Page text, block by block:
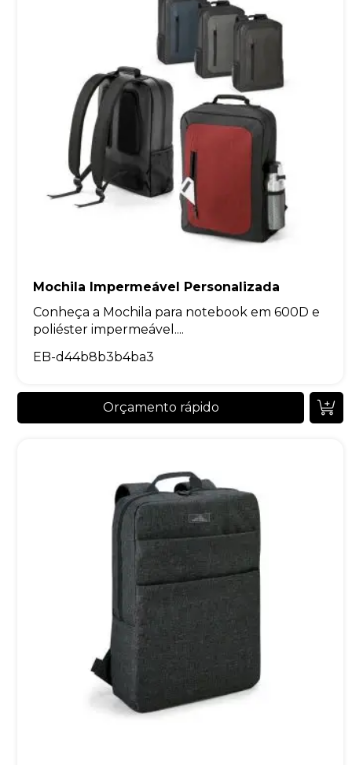
Mochila Impermeável Personalizada
Conheça a Mochila para notebook em 600D e
poliéster impermeável....
EB-d44b8b3b4ba3
Orçamento rápido